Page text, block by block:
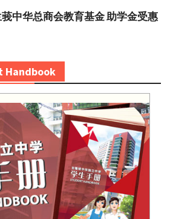
中华总商会教育基金 助学金受惠
Handbook